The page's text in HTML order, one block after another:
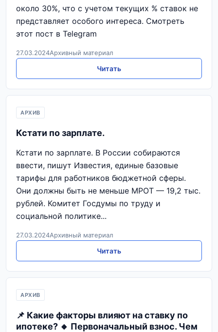
около 30%, что с учетом текущих % ставок не
представляет особого интереса. Смотреть
этот пост в Telegram
27.03.2024Архивный материал
Читать
АРХИВ
Кстати по зарплате.
Кстати по зарплате. В России собираются
ввести, пишут Известия, единые базовые
тарифы для работников бюджетной сферы.
Они должны быть не меньше МРОТ — 19,2 тыс.
рублей. Комитет Госдумы по труду и
социальной политике...
27.03.2024Архивный материал
Читать
АРХИВ
📌 Какие факторы влияют на ставку по
ипотеке? 🔸 Первоначальный взнос. Чем